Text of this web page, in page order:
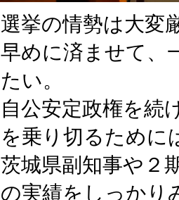
選挙の情勢は大変
早めに済ませて、
たい。
自公安定政権を続
を乗り切るために
茨城県副知事や２
の実績をしっかり